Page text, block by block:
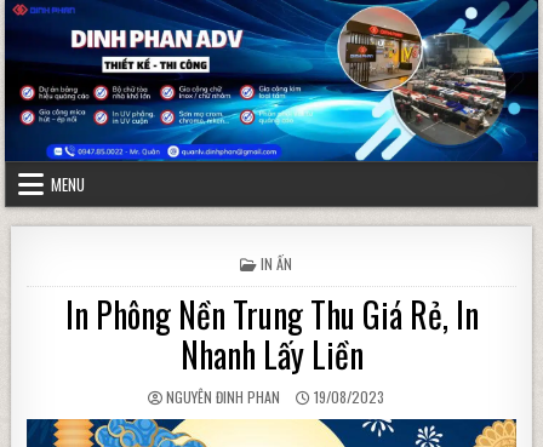
Skip to content
MENU
POSTED IN
IN ẤN
In Phông Nền Trung Thu Giá Rẻ, In
Nhanh Lấy Liền
AUTHOR:
NGUYÊN ĐINH PHAN PUBLISHED DATE:
19/08/2023